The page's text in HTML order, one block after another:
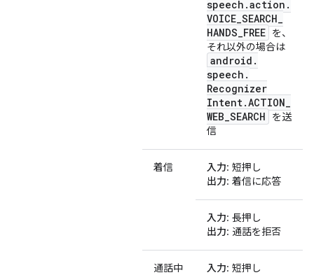
speech .action .
VOICE_SEARCH_
HANDS_FREE を、
それ以外の場合は
android .
speech .
Recognizer
Intent.ACTION_
WEB_SEARCH
を送
信
着信 入力: 短押し
出力: 着信に応答
入力: 長押し
出力: 通話を拒否
通話中 入力: 短押し